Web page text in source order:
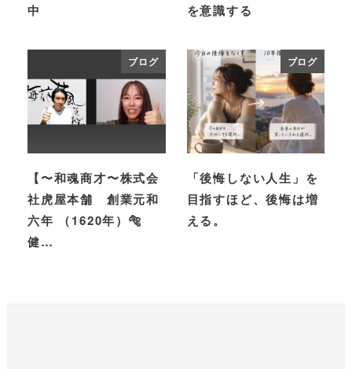
中
を意識する
ブログ
【〜和魂商才〜株式会
社虎屋本舗 創業元和
六年 （1620年）🐅
健…
ブログ
「後悔しない人生」を
目指すほど、後悔は増
える。